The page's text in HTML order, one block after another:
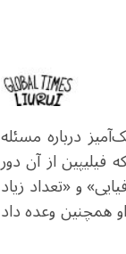
درباره مسئله
از آن دور
و «تعداد زیاد
همچنین وعده داد